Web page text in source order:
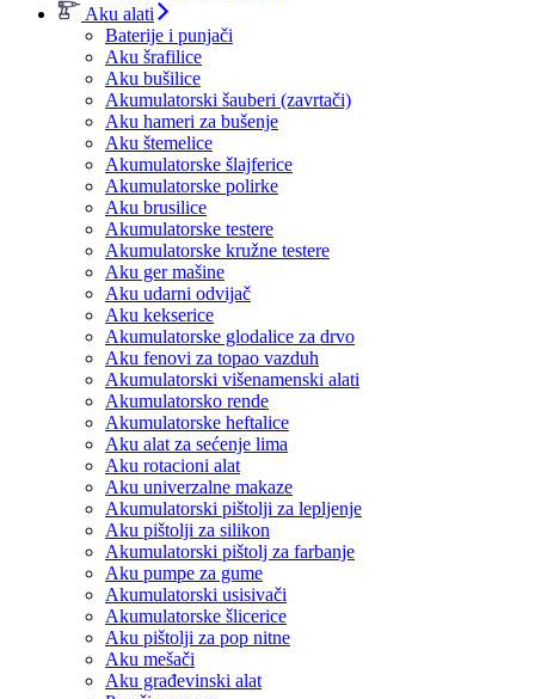
Aku alati
Baterije i punjači
Aku šrafilice
Aku bušilice
Akumulatorski šauberi (zavrtači)
Aku hameri za bušenje
Aku štemelice
Akumulatorske šlajferice
Akumulatorske polirke
Aku brusilice
Akumulatorske testere
Akumulatorske kružne testere
Aku ger mašine
Aku udarni odvijač
Aku kekserice
Akumulatorske glodalice za drvo
Aku fenovi za topao vazduh
Akumulatorski višenamenski alati
Akumulatorsko rende
Akumulatorske heftalice
Aku alat za sećenje lima
Aku rotacioni alat
Aku univerzalne makaze
Akumulatorski pištolji za lepljenje
Aku pištolji za silikon
Akumulatorski pištolj za farbanje
Aku pumpe za gume
Akumulatorski usisivači
Akumulatorske šlicerice
Aku pištolji za pop nitne
Aku mešači
Aku građevinski alat